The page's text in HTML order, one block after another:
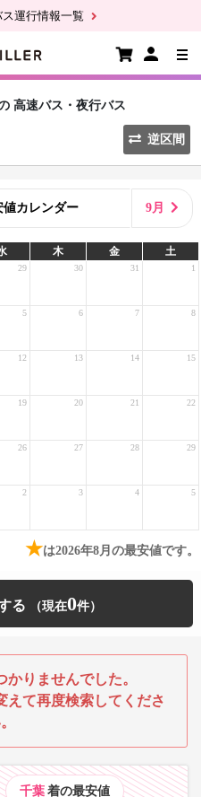
運行情報一覧
高速バス・夜行バス
逆区間
値カレンダー 9月
木 金 土
29 30 31 1
5 6 7 8
12 13 14 15
19 20 21 22
26 27 28 29
2 3 4 5
★は2026年8月の最安値です。
る 0
りませんでした。
えて再度検索してくださ
千葉 着の最安値